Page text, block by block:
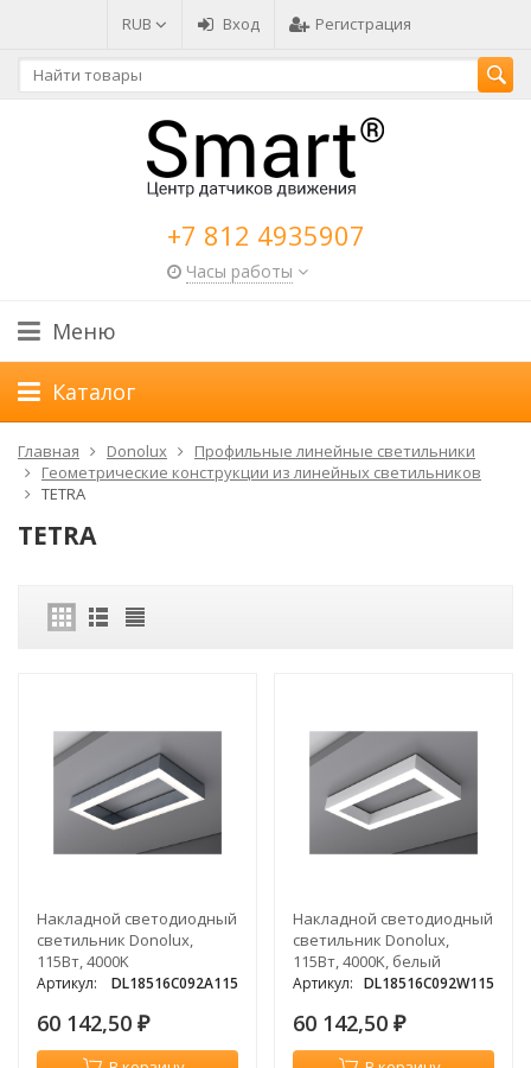
RUB Вход Регистрация
+7 812 4935907
Часы работы
Меню
Каталог
Главная Donolux
Профильные линейные светильники
Геометрические конструкции из линейных светильников
TETRA
TETRA
Накладной светодиодный
светильник Donolux,
115Вт, 4000K
Артикул: DL18516C092A115
60 142,50 ₽
Накладной светодиодный
светильник Donolux,
115Вт, 4000K, белый
Артикул: DL18516C092W115
60 142,50 ₽